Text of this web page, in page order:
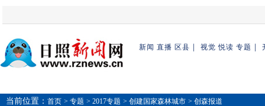
新闻 直播 区县 ｜ 视觉 悦读 专题 ｜
当前位置： 首页 > 专题 > 2017专题 > 创建国家森林城市 > 创森报道